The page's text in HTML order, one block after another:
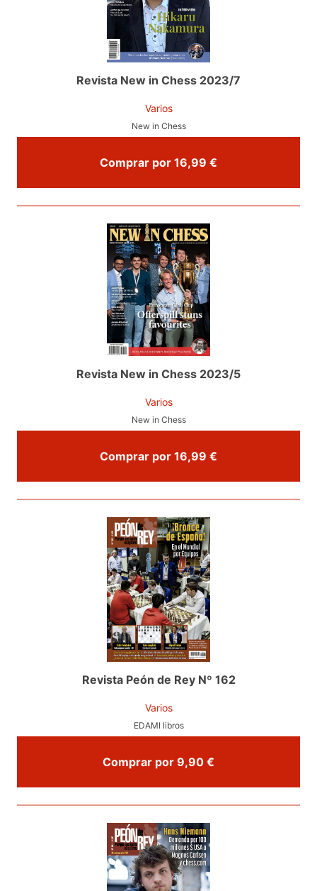
Revista New in Chess 2023/7
Varios
New in Chess
Comprar por 16,99 €
Revista New in Chess 2023/5
Varios
New in Chess
Comprar por 16,99 €
Revista Peón de Rey Nº 162
Varios
EDAMI libros
Comprar por 9,90 €